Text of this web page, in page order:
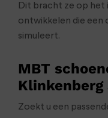
Dit bracht ze op het
ontwikkelen die een
simuleert.
MBT
Klinkenberg
Zoekt u een